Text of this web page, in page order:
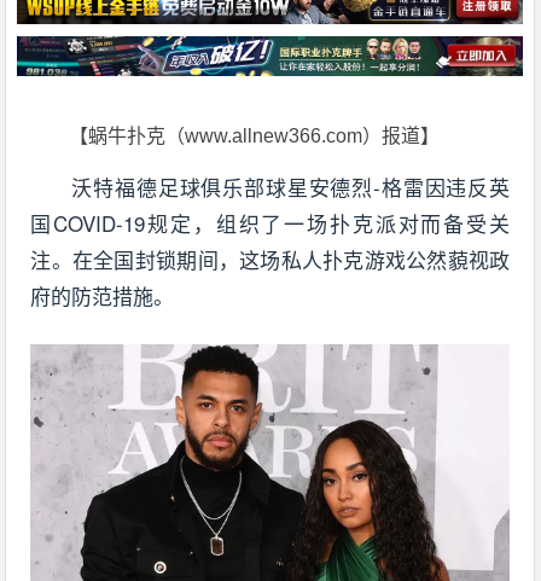
【蜗牛扑克（www.allnew366.com）报道】
沃特福德足球俱乐部球星安德烈-格雷因违反英
国COVID-19规定，组织了一场扑克派对而备受关
注。在全国封锁期间，这场私人扑克游戏公然藐视政
府的防范措施。